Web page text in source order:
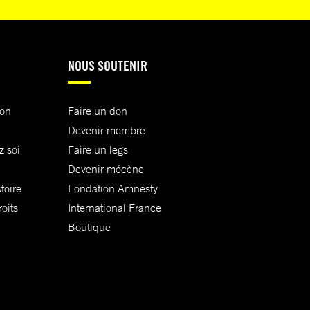
soi
NOUS SOUTENIR
Faire un don
Devenir membre
Faire un legs
Devenir mécène
Fondation Amnesty
International France
Boutique